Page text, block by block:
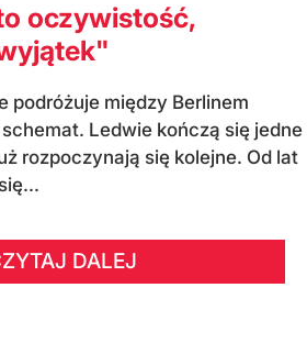
oczywistość,
podróżuje między Berlinem
Ledwie kończą się jedne
rozpoczynają się kolejne. Od lat
DALEJ